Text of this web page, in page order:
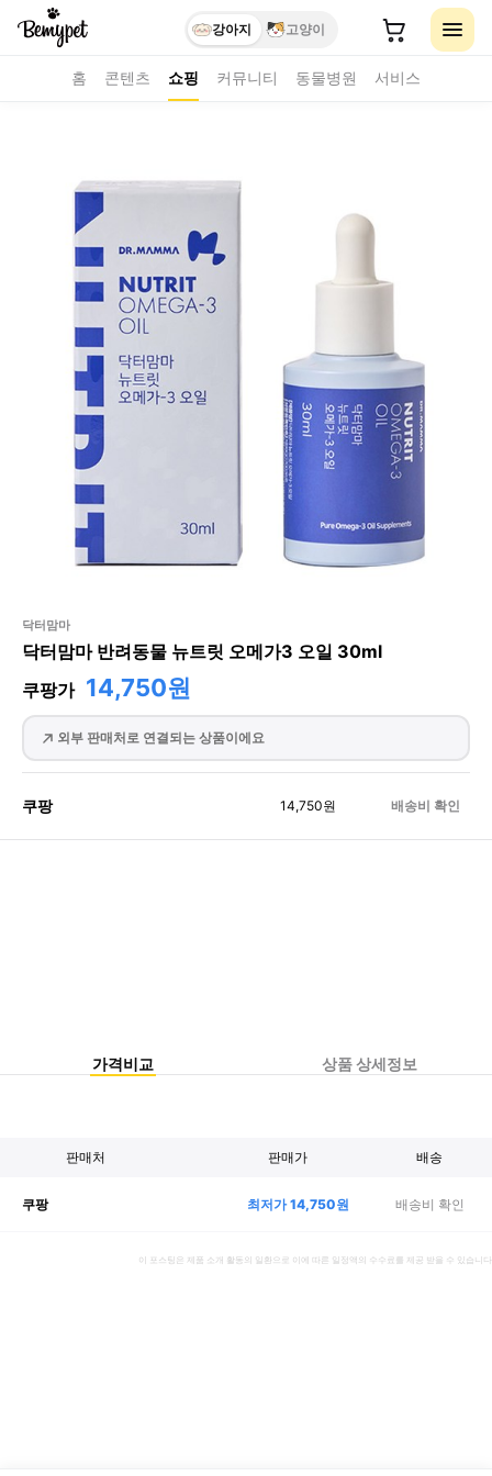
강아지 고양이
홈 콘텐츠 쇼핑 커뮤니티 동물병원 서비스
닥터맘마
닥터맘마 반려동물 뉴트릿 오메가3 오일 30ml
쿠팡가 14,750원
외부 판매처로 연결되는 상품이에요
쿠팡 14,750원 배송비 확인
가격비교 상품 상세정보
판매처 판매가 배송
쿠팡 최저가14,750원 배송비 확인
이 포스팅은 제품 소개 활동의 일환으로 이에 따른 일정액의 수수료를 제공 받을 수 있습니다